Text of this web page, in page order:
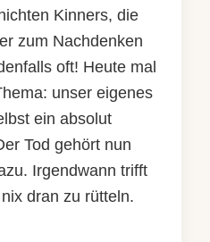
Kinners, die
zum Nachdenken
oft! Heute mal
unser eigenes
ein absolut
Tod gehört nun
Irgendwann trifft
dran zu rütteln.